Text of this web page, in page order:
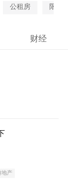
公租房 限价
财经
地产